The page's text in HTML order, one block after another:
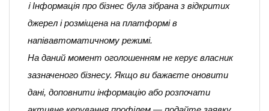
ℹ️ Інформація про бізнес була зібрана з відкритих
джерел і розміщена на платформі в
напівавтоматичному режимі.
На даний момент оголошенням не керує власник
зазначеного бізнесу. Якщо ви бажаєте оновити
дані, доповнити інформацію або розпочати